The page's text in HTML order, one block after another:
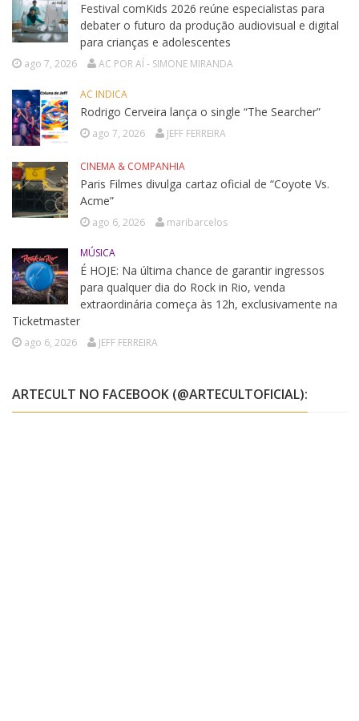
Festival comKids 2026 reúne especialistas para
debater o futuro da produção audiovisual e digital
para crianças e adolescentes
ago 7, 2026 AC POR AÍ - SIMONE MIRANDA
AC INDICA
Rodrigo Cerveira lança o single “The Searcher”
ago 7, 2026 JEFF FERREIRA
CINEMA & COMPANHIA
Paris Filmes divulga cartaz oficial de “Coyote Vs.
Acme”
ago 6, 2026 maribarcelos
MÚSICA
É HOJE: Na última chance de garantir ingressos
para qualquer dia do Rock in Rio, venda
extraordinária começa às 12h, exclusivamente na
Ticketmaster
ago 6, 2026 JEFF FERREIRA
ARTECULT NO FACEBOOK (@ARTECULTOFICIAL):